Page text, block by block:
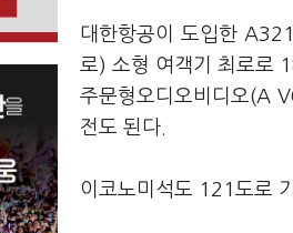
대한항공이 도입한
로) 소형 여객기 최로로
주문형오디오비디오(A
전도 된다.
이코노미석도 121도로